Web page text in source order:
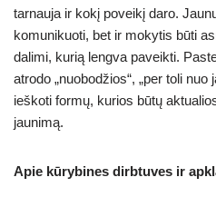
tarnauja ir kokį poveikį daro.
komunikuoti, bet ir mokytis būti
dalimi, kurią lengva paveikti.
atrodo „nuobodžios“, „per toli
ieškoti formų, kurios būtų
jaunimą.
Apie kūrybines dirbtuves ir